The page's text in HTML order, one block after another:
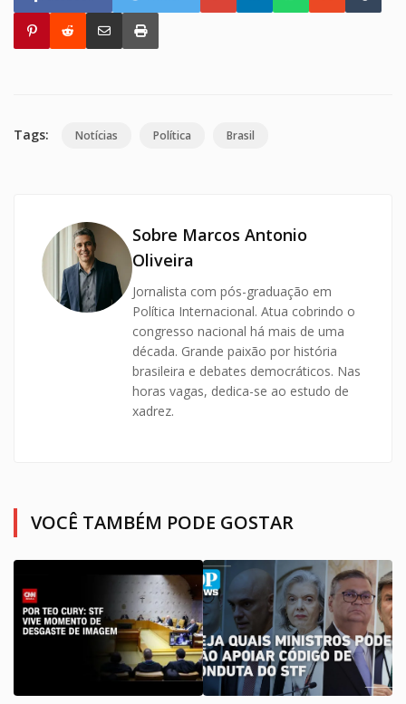
Tags: Notícias Política Brasil
Sobre Marcos Antonio
Oliveira
Jornalista com pós-graduação em
Política Internacional. Atua cobrindo o
congresso nacional há mais de uma
década. Grande paixão por história
brasileira e debates democráticos. Nas
horas vagas, dedica-se ao estudo de
xadrez.
VOCÊ TAMBÉM PODE GOSTAR